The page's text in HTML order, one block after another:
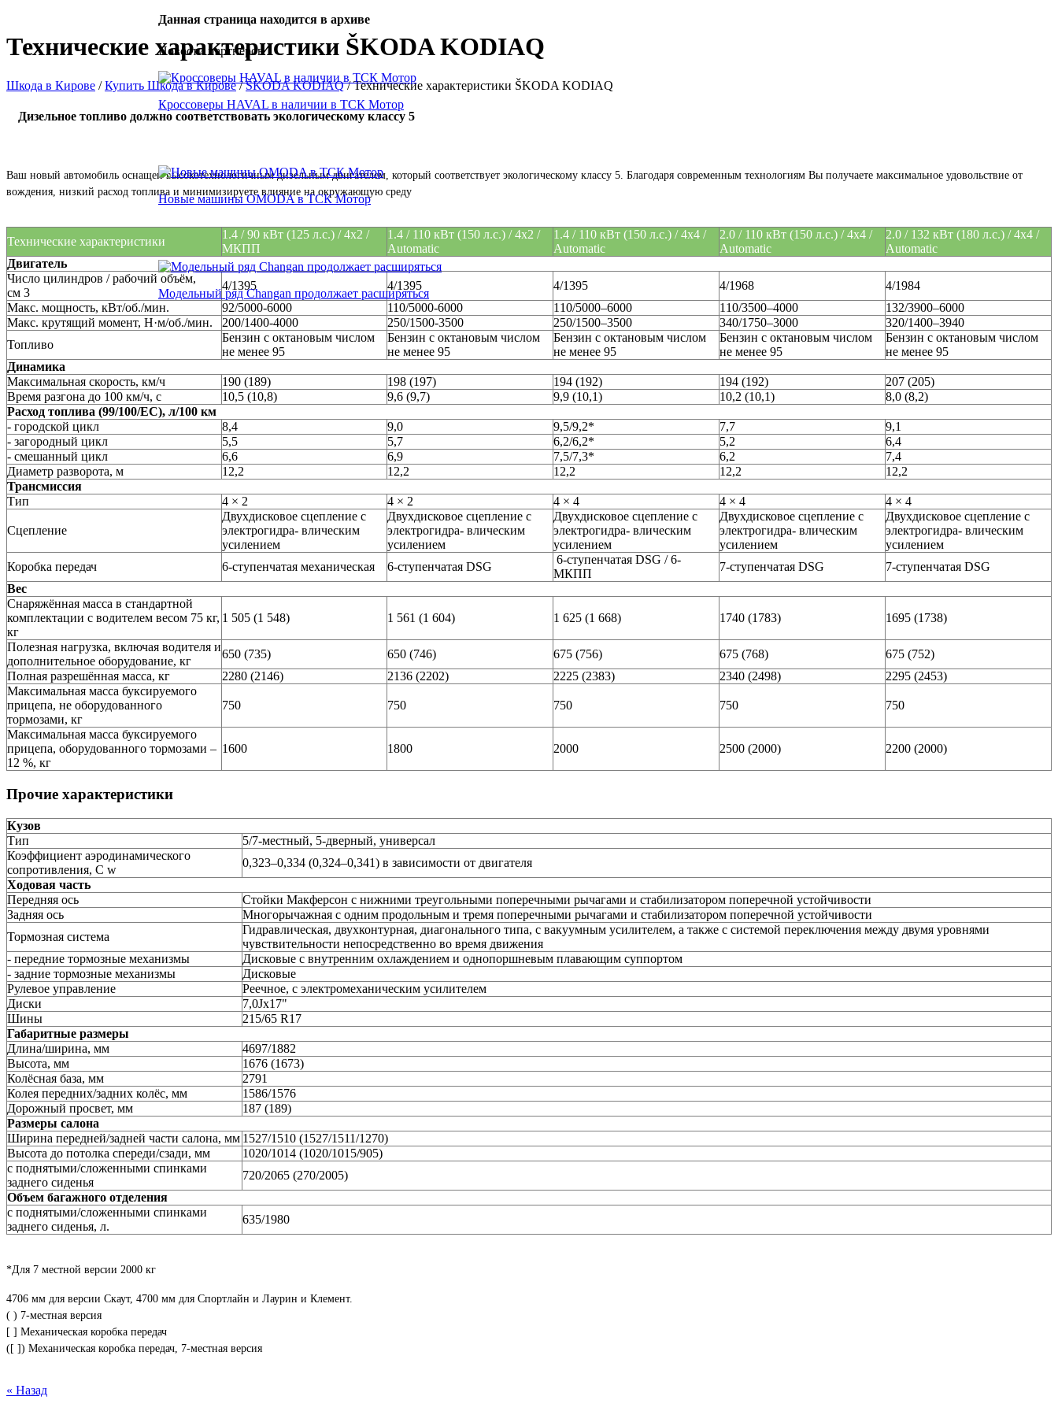
Данная страница находится в архиве
Новости партнеров
Кроссоверы HAVAL в наличии в ТСК Мотор
Новые машины OMODA в ТСК Мотор
Модельный ряд Changan продолжает расширяться
Технические характеристики ŠKODA KODIAQ
Шкода в Кирове / Купить Шкода в Кирове / ŠKODA KODIAQ /Технические характеристики ŠKODA KODIAQ
Дизельное топливо должно соответствовать экологическому классу 5
Ваш новый автомобиль оснащен высокотехнологичным дизельным двигателем, который соответствует экологическому классу 5. Благодаря современным технологиям Вы получаете максимальное удовольствие от
вождения, низкий расход топлива и минимизируете влияние на окружающую среду
Технические характеристики
1.4 / 90 кВт (125 л.с.) / 4x2 /
МКПП
1.4 / 110 кВт (150 л.с.) / 4x2 /
Automatic
1.4 / 110 кВт (150 л.с.) / 4x4 /
Automatic
2.0 / 110 кВт (150 л.с.) / 4х4 /
Automatic
2.0 / 132 кВт (180 л.с.) / 4х4 /
Automatic
Двигатель
Число цилиндров / рабочий объём,
см 3
4/1395 4/1395 4/1395 4/1968
4/1984
Макс. мощность, кВт/об./мин.
92/5000-6000 110/5000-6000 110/5000–6000 110/3500–4000
132/3900–6000
Макс. крутящий момент, Н·м/об./мин.
200/1400-4000 250/1500-3500 250/1500–3500 340/1750–3000
320/1400–3940
Топливо
Бензин с октановым числом
не менее 95
Бензин с октановым числом
не менее 95
Бензин с октановым числом
не менее 95
Бензин с октановым числом
не менее 95
Бензин с октановым числом
не менее 95
Динамика
Максимальная скорость, км/ч
190 (189) 198 (197) 194 (192) 194 (192)
207 (205)
Время разгона до 100 км/ч, с
10,5 (10,8) 9,6 (9,7) 9,9 (10,1) 10,2 (10,1)
8,0 (8,2)
Расход топлива (99/100/EC), л/100 км
- городской цикл
8,4 9,0 9,5/9,2* 7,7
9,1
- загородный цикл
5,5 5,7 6,2/6,2* 5,2
6,4
- смешанный цикл
6,6 6,9 7,5/7,3* 6,2
7,4
Диаметр разворота, м
12,2 12,2 12,2 12,2
12,2
Трансмиссия
Тип
4 × 2 4 × 2 4 × 4 4 × 4 4 × 4
Сцепление
Двухдисковое сцепление с
электрогидра- влическим
усилением
Двухдисковое сцепление с
электрогидра- влическим
усилением
Двухдисковое сцепление с
электрогидра- влическим
усилением
Двухдисковое сцепление с
электрогидра- влическим
усилением
Двухдисковое сцепление с
электрогидра- влическим
усилением
Коробка передач
6-ступенчатая механическая 6-ступенчатая DSG
6-ступенчатая DSG / 6-
МКПП
7-ступенчатая DSG
7-ступенчатая DSG
Вес
Снаряжённая масса в стандартной
комплектации с водителем весом 75 кг,
кг
1 505 (1 548) 1 561 (1 604) 1 625 (1 668) 1740 (1783) 1695 (1738)
Полезная нагрузка, включая водителя и
дополнительное оборудование, кг
650 (735) 650 (746) 675 (756) 675 (768)
675 (752)
Полная разрешённая масса, кг
2280 (2146) 2136 (2202) 2225 (2383) 2340 (2498)
2295 (2453)
Максимальная масса буксируемого
прицепа, не оборудованного
тормозами, кг
750 750 750 750 750
Максимальная масса буксируемого
прицепа, оборудованного тормозами –
12 %, кг
1600 1800 2000 2500 (2000) 2200 (2000)
Прочие характеристики
Кузов
Тип
5/7-местный, 5-дверный, универсал
Коэффициент аэродинамического
сопротивления, C w
0,323–0,334 (0,324–0,341) в зависимости от двигателя
Ходовая часть
Передняя ось
Стойки Макферсон с нижними треугольными поперечными рычагами и стабилизатором поперечной устойчивости
Задняя ось
Многорычажная с одним продольным и тремя поперечными рычагами и стабилизатором поперечной устойчивости
Тормозная система
Гидравлическая, двухконтурная, диагонального типа, с вакуумным усилителем, а также с системой переключения между двумя уровнями
чувствительности непосредственно во время движения
- передние тормозные механизмы
Дисковые с внутренним охлаждением и однопоршневым плавающим суппортом
- задние тормозные механизмы
Дисковые
Рулевое управление
Реечное, с электромеханическим усилителем
Диски
7,0Jx17"
Шины
215/65 R17
Габаритные размеры
Длина/ширина, мм
4697/1882
Высота, мм
1676 (1673)
Колёсная база, мм
2791
Колея передних/задних колёс, мм
1586/1576
Дорожный просвет, мм
187 (189)
Размеры салона
Ширина передней/задней части салона, мм 1527/1510 (1527/1511/1270)
Высота до потолка спереди/сзади, мм
1020/1014 (1020/1015/905)
с поднятыми/сложенными спинками
заднего сиденья
720/2065 (270/2005)
Объем багажного отделения
с поднятыми/сложенными спинками
заднего сиденья, л.
635/1980
*Для 7 местной версии 2000 кг
4706 мм для версии Скаут, 4700 мм для Спортлайн и Лаурин и Клемент.
( ) 7-местная версия
[ ] Механическая коробка передач
([ ]) Механическая коробка передач, 7-местная версия
« Назад